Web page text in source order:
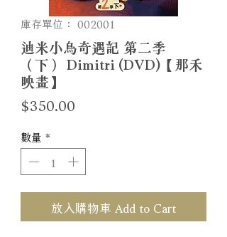
庫存單位： 002001
迪米小鳥奇遇記 第二季
（下） Dimitri (DVD)【那禾
映畫】
$350.00
數量 *
放入購物車 Add to Cart